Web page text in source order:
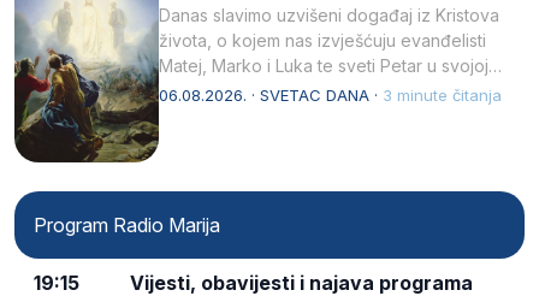
Danas slavimo uzvišeni događaj iz Kristova
života, o kojem nas izvješćuju evanđelisti
Matej, Marko i Luka te sveti Petar u svojoj
drugoj…
06.08.2026. · SVETAC DANA · 3 minute čitanja
Program Radio Marija
19:15 Vijesti, obavijesti i najava programa